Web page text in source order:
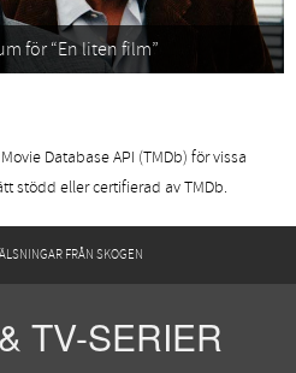
för “En liten film”
Database API (TMDb) för vissa
stödd eller certifierad av TMDb.
FRÅN SKOGEN
TV-SERIER